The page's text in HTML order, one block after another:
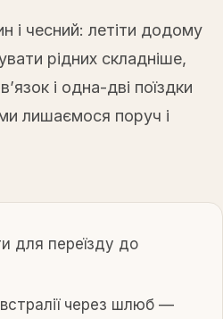
і чесний: летіти додому
рідних складніше,
і одна-дві поїздки
лишаємося поруч і
для переїзду до
через шлюб —